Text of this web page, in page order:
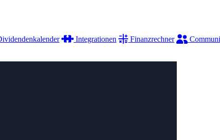
Integrationen Finanzrechner